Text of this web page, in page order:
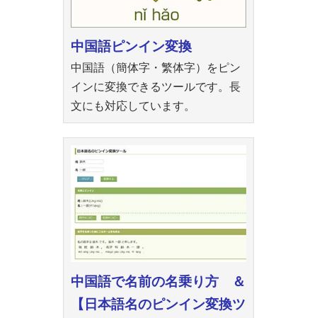
中国語ピンイン変換
中国語（簡体字・繁体字）をピン
インに変換できるツールです。長
文にも対応しています。
中国語で名前の名乗り方 ＆
【日本語名のピンイン変換ツ